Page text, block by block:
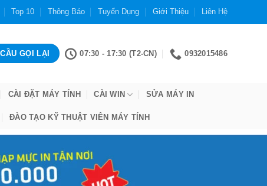
Top 10 Thông Báo Tuyển Dụng Giới Thiệu Liên Hệ
07:30 - 17:30 (T2-CN) 0932015486
CÀI ĐẶT MÁY TÍNH CÀI WIN SỬA MÁY IN
ĐÀO TẠO KỸ THUẬT VIÊN MÁY TÍNH